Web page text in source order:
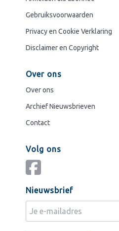
Gebruiksvoorwaarden
Privacy en Cookie Verklaring
Disclaimer en Copyright
Over ons
Over ons
Archief Nieuwsbrieven
Contact
Volg ons
Nieuwsbrief